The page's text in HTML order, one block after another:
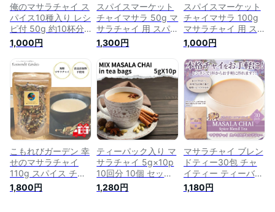
俺のマサラチャイ ス
パイス10種入り レシ
ピ付 50g 約10杯分
チャイ ミルクティー
チャイティー スパイ
ス マサラチャイ chai
シナモン カルダモン
クローブ チャイマサ
ラ マサラティー し
ょうが ジンジャー
インド 手作り 本格
派 スパイスチャイ
ポイント消化 スパイ
スティー
1,000円
スパイスマーケット
チャイマサラ 50g マ
サラチャイ 用 スパ
イス 香辛料 ティー
マサラ Chai Masala
ミックススパイス
1,300円
スパイスマーケット
チャイマサラ 100g
マサラチャイ 用 ス
パイス 香辛料 ティ
ーマサラ Chai
Masala ミックスス
パイス
1,000円
こもれびガーデン 幸
せのマサラチャイ
110g スパイス チャ
イ chai チャイティー
無添加 アッサム 茶
1,800円
ティーパック入り マ
サラチャイ 5g×10p
10回分 10個 セット
masala chai spice
mix ブレンドマサラ
1,280円
マサラチャイ ブレン
ドティー30包 チャ
イティー ティーバッ
グ ミルクティー ス
パイス 茶葉 紅茶
1,180円